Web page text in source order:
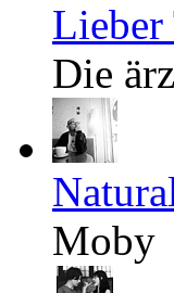
Lieber
Die
Moby